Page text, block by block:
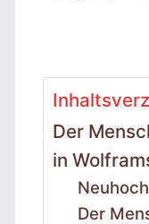
Der
in
Der